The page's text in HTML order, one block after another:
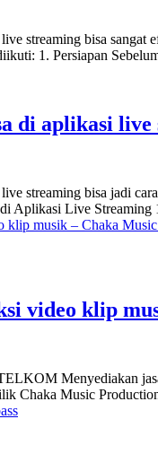
streaming bisa sangat
1. Persiapan
di aplikasi live
streaming bisa jadi
di Aplikasi Live
video klip
Menyediakan
Chaka Music